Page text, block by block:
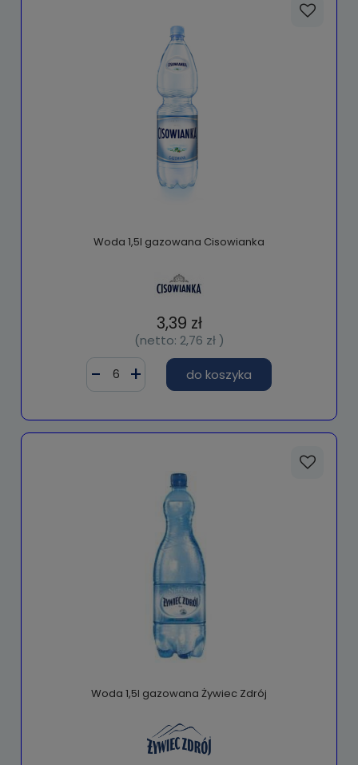
Woda 1,5l gazowana Cisowianka
3,39 zł
(netto: 2,76 zł)
do koszyka
Woda 1,5l gazowana Żywiec Zdrój